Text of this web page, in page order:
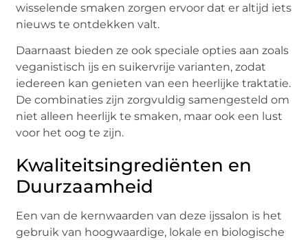
wisselende smaken zorgen ervoor dat er altijd iets
nieuws te ontdekken valt.
Daarnaast bieden ze ook speciale opties aan zoals
veganistisch ijs en suikervrije varianten, zodat
iedereen kan genieten van een heerlijke traktatie.
De combinaties zijn zorgvuldig samengesteld om
niet alleen heerlijk te smaken, maar ook een lust
voor het oog te zijn.
Kwaliteitsingrediënten en
Duurzaamheid
Een van de kernwaarden van deze ijssalon is het
gebruik van hoogwaardige, lokale en biologische